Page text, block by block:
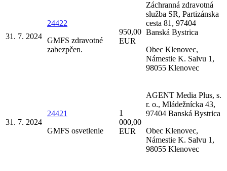
31. 7. 2024
24422
GMFS zdravotné
zabezpčen.
950,00
EUR
Záchranná zdravotná
služba SR, Partizánska
cesta 81, 97404
Banská Bystrica
Obec Klenovec,
Námestie K. Salvu 1,
98055 Klenovec
31. 7. 2024
24421
GMFS osvetlenie
1
000,00
EUR
AGENT Media Plus, s.
r. o., Mládežnícka 43,
97404 Banská Bystrica
Obec Klenovec,
Námestie K. Salvu 1,
98055 Klenovec